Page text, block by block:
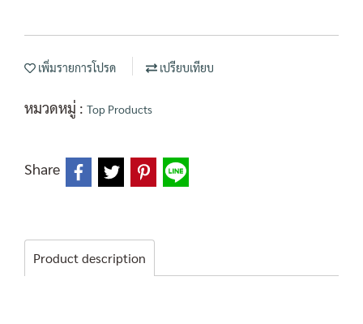
เพิ่มรายการโปรด เปรียบเทียบ
หมวดหมู่ : Top Products
Share
Product description